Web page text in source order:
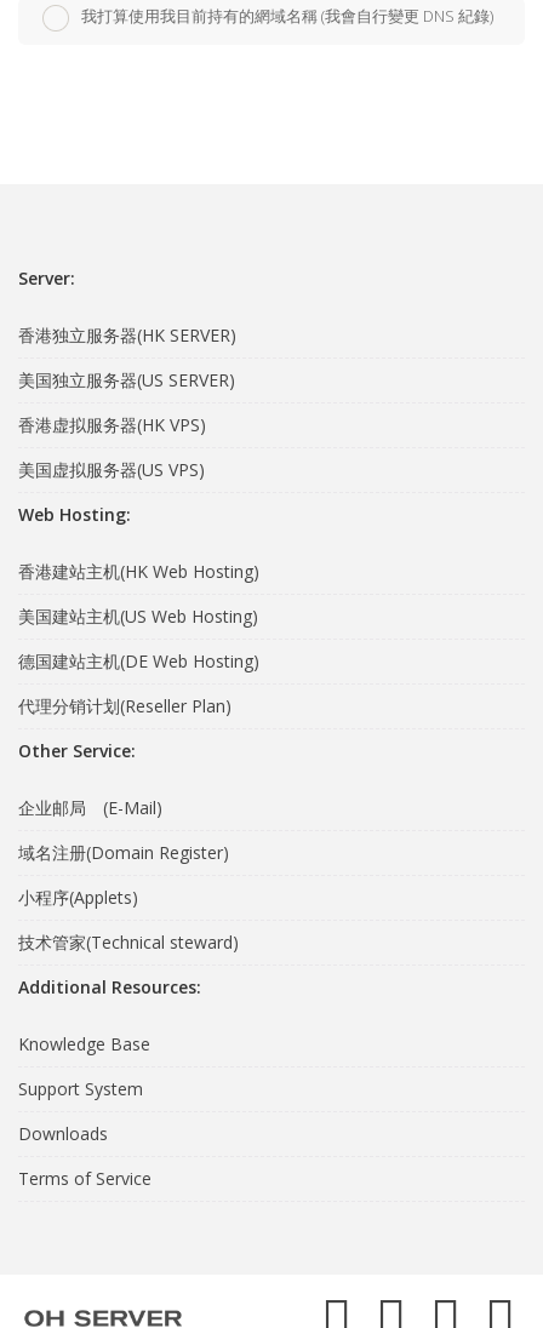
我打算使用我目前持有的網域名稱 (我會自行變更 DNS 紀錄)
Server:
香港独立服务器(HK SERVER)
美国独立服务器(US SERVER)
香港虚拟服务器(HK VPS)
美国虚拟服务器(US VPS)
Web Hosting:
香港建站主机(HK Web Hosting)
美国建站主机(US Web Hosting)
德国建站主机(DE Web Hosting)
代理分销计划(Reseller Plan)
Other Service:
企业邮局 (E-Mail)
域名注册(Domain Register)
小程序(Applets)
技术管家(Technical steward)
Additional Resources:
Knowledge Base
Support System
Downloads
Terms of Service